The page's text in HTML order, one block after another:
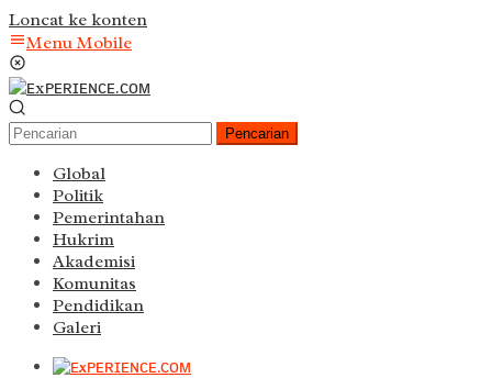
Loncat ke konten
Menu Mobile
Pencarian
Global
Politik
Pemerintahan
Hukrim
Akademisi
Komunitas
Pendidikan
Galeri